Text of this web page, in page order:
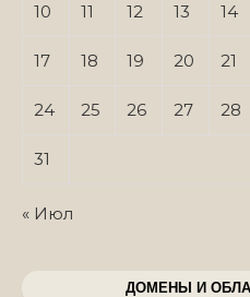
10 11 12 13 14
17 18 19 20 21
24 25 26 27 28
31
« Июл
ДОМЕНЫ И